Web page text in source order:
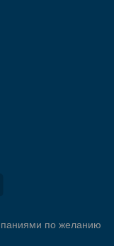
по желанию